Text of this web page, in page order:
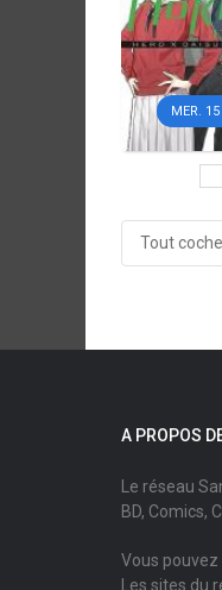
MER.
Tout
A PROPOS
Le réseau
BD, Comics,
Vous
Les sites